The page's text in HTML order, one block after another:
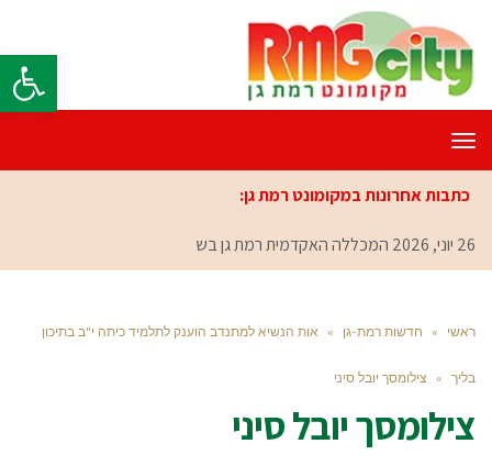
פתח
תפריט
כתבות אחרונות במקומונט רמת גן:
26 יוני, 2026 המכללה האקדמית רמת גן בשיתו
ראשי » חדשות רמת-גן » אות הנשיא למתנדב הוענק לתלמיד כיתה י"ב בתיכון
בליך » צילומסך יובל סיני
צילומסך יובל סיני